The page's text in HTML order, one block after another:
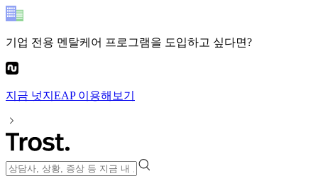
기업 전용 멘탈케어 프로그램을 도입하고 싶다면?
지금 넛지EAP이용해보기